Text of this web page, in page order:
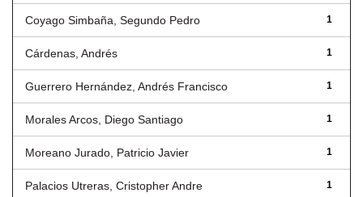
1
Coyago Simbaña, Segundo Pedro
1
Cárdenas, Andrés
1
Guerrero Hernández, Andrés Francisco
1
Morales Arcos, Diego Santiago
1
Moreano Jurado, Patricio Javier
1
Palacios Utreras, Cristopher Andre